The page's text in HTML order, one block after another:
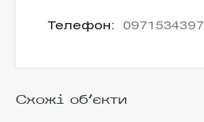
Телефон: 0971534397
Схожі об'єкти